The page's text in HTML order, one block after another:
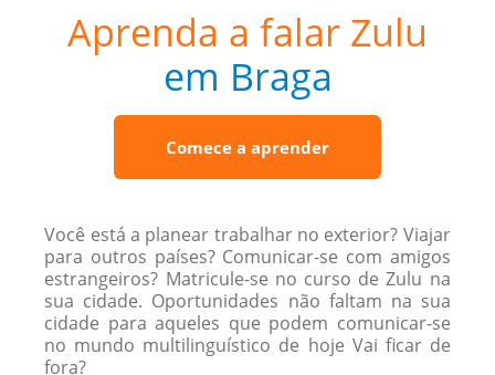
Aprenda a falar Zulu
em Braga
Comece a aprender
Você está a planear trabalhar no exterior? Viajar
para outros países? Comunicar-se com amigos
estrangeiros? Matricule-se no curso de Zulu na
sua cidade. Oportunidades não faltam na sua
cidade para aqueles que podem comunicar-se
no mundo multilinguístico de hoje Vai ficar de
fora?